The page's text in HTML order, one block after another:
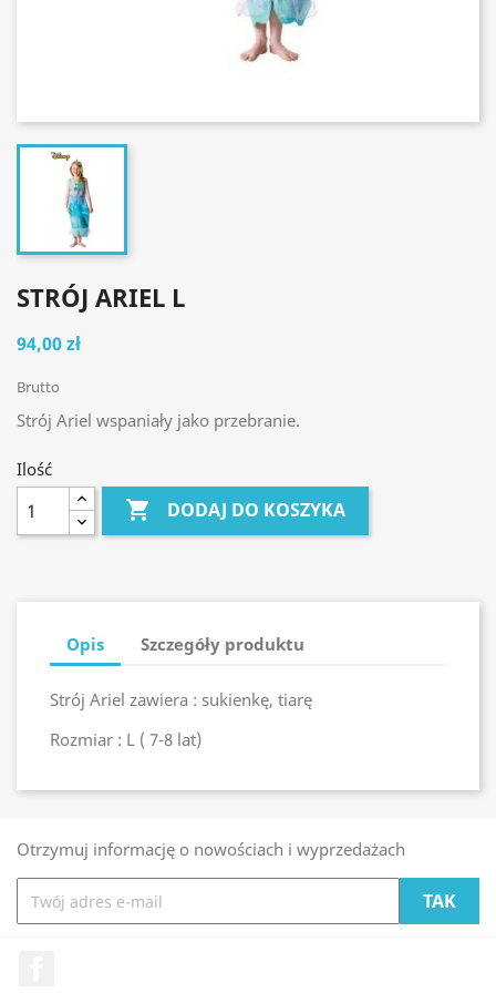
STRÓJ ARIEL L
94,00 zł
Brutto
Strój Ariel wspaniały jako przebranie.
Ilość
 DODAJ DO KOSZYKA
Opis Szczegóły produktu
Strój Ariel zawiera : sukienkę, tiarę
Rozmiar : L ( 7-8 lat)
Otrzymuj informację o nowościach i wyprzedażach